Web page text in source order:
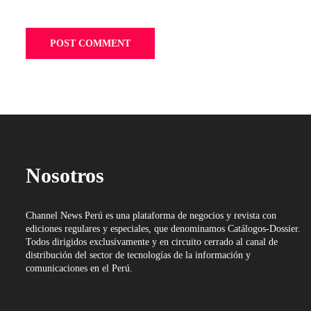
Nosotros
Channel News Perú es una plataforma de negocios y revista con
ediciones regulares y especiales, que denominamos Catálogos-Dossier.
Todos dirigidos exclusivamente y en circuito cerrado al canal de
distribución del sector de tecnologías de la información y
comunicaciones en el Perú.